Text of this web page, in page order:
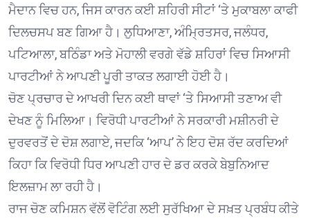
ਮੈਦਾਨ ਵਿਚ ਹਨ, ਜਿਸ ਕਾਰਨ ਕਈ ਸ਼ਹਿਰੀ ਸੀਟਾਂ ‘ਤੇ ਮੁਕਾਬਲਾ ਕਾਫੀ
ਦਿਲਚਸਪ ਬਣ ਗਿਆ ਹੈ। ਲੁਧਿਆਣਾ, ਅੰਮ੍ਰਿਤਸਰ, ਜਲੰਧਰ,
ਪਟਿਆਲਾ, ਬਠਿੰਡਾ ਅਤੇ ਮੋਹਾਲੀ ਵਰਗੇ ਵੱਡੇ ਸ਼ਹਿਰਾਂ ਵਿਚ ਸਿਆਸੀ
ਪਾਰਟੀਆਂ ਨੇ ਆਪਣੀ ਪੂਰੀ ਤਾਕਤ ਲਗਾਈ ਹੋਈ ਹੈ।
ਚੋਣ ਪ੍ਰਚਾਰ ਦੇ ਆਖਰੀ ਦਿਨ ਕਈ ਥਾਵਾਂ ‘ਤੇ ਸਿਆਸੀ ਤਣਾਅ ਵੀ
ਦੇਖਣ ਨੂੰ ਮਿਲਿਆ। ਵਿਰੋਧੀ ਪਾਰਟੀਆਂ ਨੇ ਸਰਕਾਰੀ ਮਸ਼ੀਨਰੀ ਦੇ
ਦੁਰਵਰਤੋਂ ਦੇ ਦੋਸ਼ ਲਗਾਏ, ਜਦਕਿ ‘ਆਪ’ ਨੇ ਇਹ ਦੋਸ਼ ਰੱਦ ਕਰਦਿਆਂ
ਕਿਹਾ ਕਿ ਵਿਰੋਧੀ ਧਿਰ ਆਪਣੀ ਹਾਰ ਦੇ ਡਰ ਕਰਕੇ ਬੇਬੁਨਿਆਦ
ਇਲਜ਼ਾਮ ਲਾ ਰਹੀ ਹੈ।
ਰਾਜ ਚੋਣ ਕਮਿਸ਼ਨ ਵੱਲੋਂ ਵੋਟਿੰਗ ਲਈ ਸੁਰੱਖਿਆ ਦੇ ਸਖ਼ਤ ਪ੍ਰਬੰਧ ਕੀਤੇ